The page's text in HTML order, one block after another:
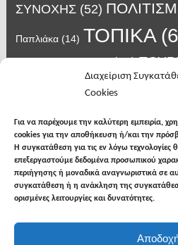
Διαχείριση
Cookies
Για να παρέχουμε την καλύτερη εμπειρία,
cookies για την αποθήκευση ή/και την
Η συγκατάθεση για τις εν λόγω τεχνολογίες
επεξεργαστούμε δεδομένα προσωπικού
περιήγησης ή μοναδικά αναγνωριστικά σε
συγκατάθεση ή η ανάκληση της
ορισμένες λειτουργίες και δυνατότητες.
ΣΥΝΟΧΗΣ(52)
Παπλιάκα(14) ΤΟΠΙΚΑ
ΑΥΤΟΔΙΟΙΚΗΣΗ(45)
(14)
κρούσματα κορονοϊού(18) λαϊκή
σπυροπουλος(7) υγεια(148)